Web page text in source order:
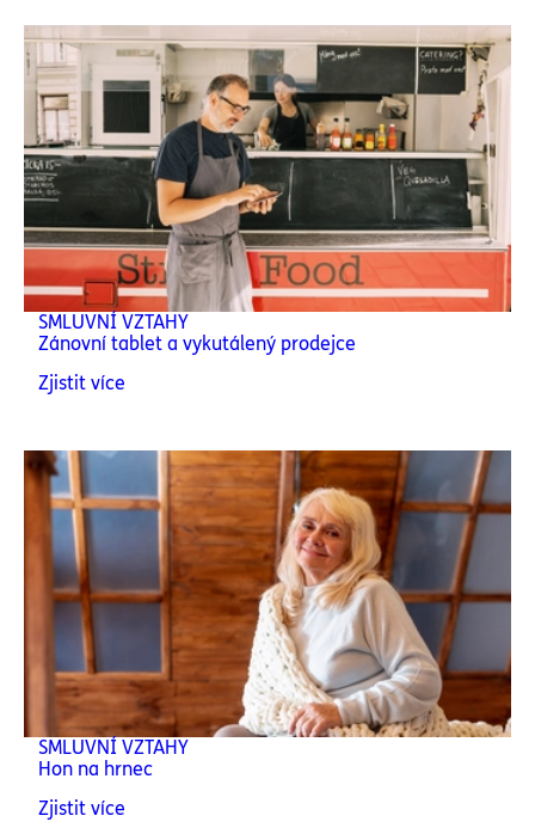
SMLUVNÍ VZTAHY
Zánovní tablet a vykutálený prodejce
Zjistit více
SMLUVNÍ VZTAHY
Hon na hrnec
Zjistit více